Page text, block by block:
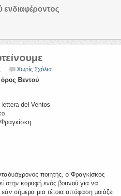
ενδιαφέροντος
Χωρίς Σχόλια
Βεντού
del Ventos
ποιητής, ο Φραγκίσκος
στην κορυφή ενός βουνού για να
σήμερα μια τέτοια απόφαση μοιάζει